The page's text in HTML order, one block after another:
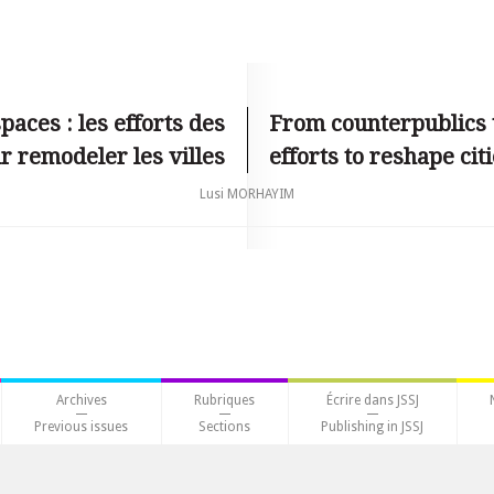
: les efforts des
remodeler les villes
From counterpublics
efforts to reshape
Lusi MORHAYIM
Archives
Previous issues
Rubriques
Sections
Écrire dans JSSJ
Publishing in JSSJ